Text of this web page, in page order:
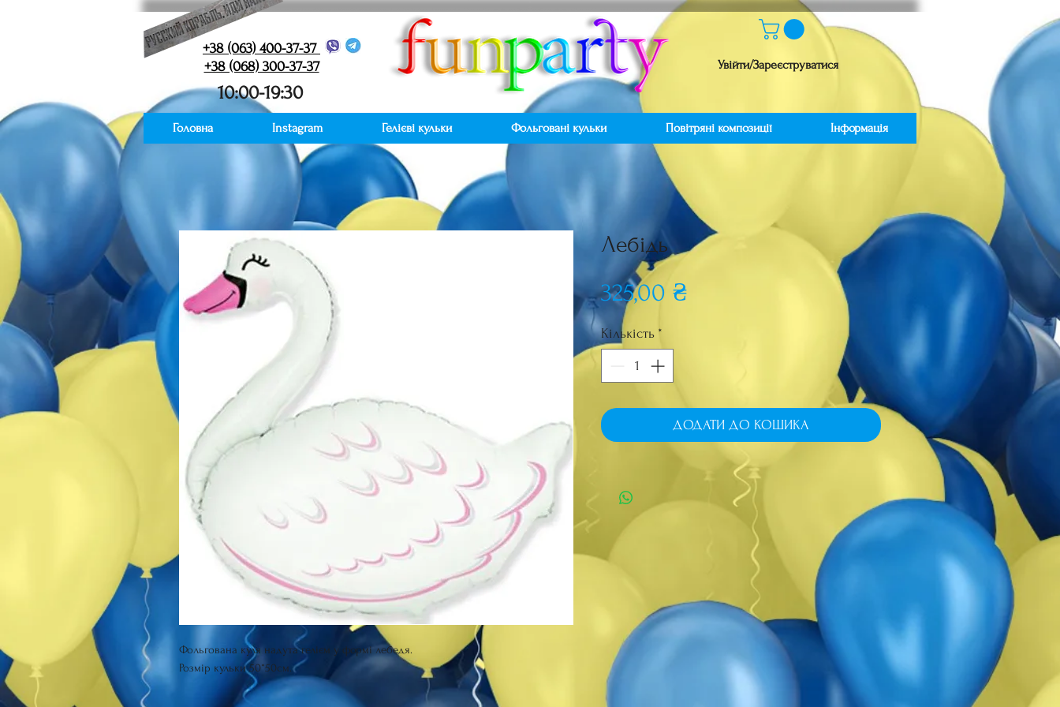
+38 (063) 400-37-37
+38 (068) 300-37-37
10:00-19:30
Увійти/Зареєструватися
Фольгована куля надута гелієм у формі лебедя.
Розмір кульки 50*50см.
Лебідь
325,00 ₴Ціна
Кількість *
ДОДАТИ ДО КОШИКА
Головна Instagram Гелієві кульки Фольговані кульки Повітряні композиції Інформація